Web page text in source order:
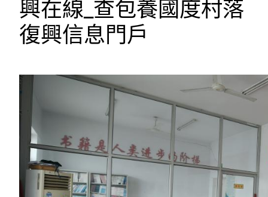
興在線_查包養國度村落
復興信息門戶